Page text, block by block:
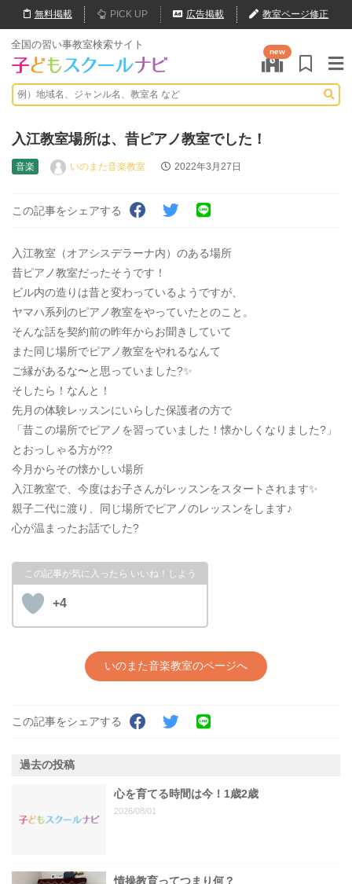
無料掲載 PICK UP 広告掲載 教室ページ修正
全国の習い事教室検索サイト
new
入江教室場所は、昔ピアノ教室でした！
音楽 いのまた音楽教室 2022年3月27日
この記事をシェアする
入江教室（オアシスデラーナ内）のある場所
昔ピアノ教室だったそうです！
ビル内の造りは昔と変わっているようですが、
ヤマハ系列のピアノ教室をやっていたとのこと。
そんな話を契約前の昨年からお聞きしていて
また同じ場所でピアノ教室をやれるなんて
ご縁があるな〜と思っていました?✨
そしたら！なんと！
先月の体験レッスンにいらした保護者の方で
「昔この場所でピアノを習っていました！懐かしくなりました?」
とおっしゃる方が??
今月からその懐かしい場所
入江教室で、今度はお子さんがレッスンをスタートされます✨
親子二代に渡り、同じ場所でピアノのレッスンをします♪
心が温まったお話でした?
+4
いのまた音楽教室のページへ
この記事をシェアする
過去の投稿
心を育てる時間は今！1歳2歳
2026/08/01
情操教育ってつまり何？